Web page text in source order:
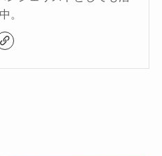
。